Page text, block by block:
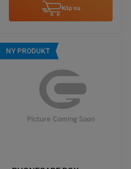
Köp nu
NY PRODUKT